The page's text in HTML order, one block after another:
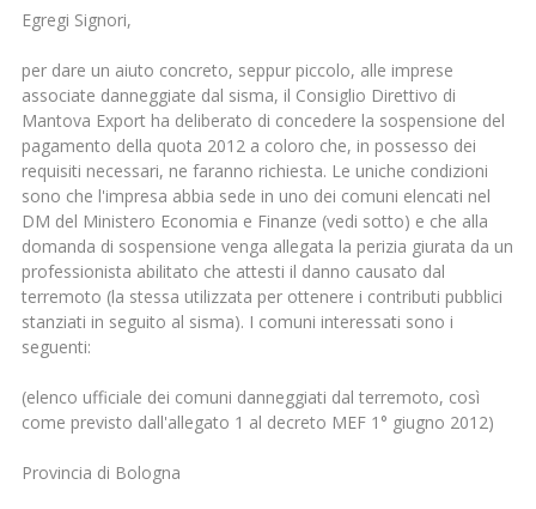
Egregi Signori,
per dare un aiuto concreto, seppur piccolo, alle imprese
associate danneggiate dal sisma, il Consiglio Direttivo di
Mantova Export ha deliberato di concedere la sospensione del
pagamento della quota 2012 a coloro che, in possesso dei
requisiti necessari, ne faranno richiesta. Le uniche condizioni
sono che l'impresa abbia sede in uno dei comuni elencati nel
DM del Ministero Economia e Finanze (vedi sotto) e che alla
domanda di sospensione venga allegata la perizia giurata da un
professionista abilitato che attesti il danno causato dal
terremoto (la stessa utilizzata per ottenere i contributi pubblici
stanziati in seguito al sisma). I comuni interessati sono i
seguenti:
(elenco ufficiale dei comuni danneggiati dal terremoto, così
come previsto dall'allegato 1 al decreto MEF 1° giugno 2012)
Provincia di Bologna